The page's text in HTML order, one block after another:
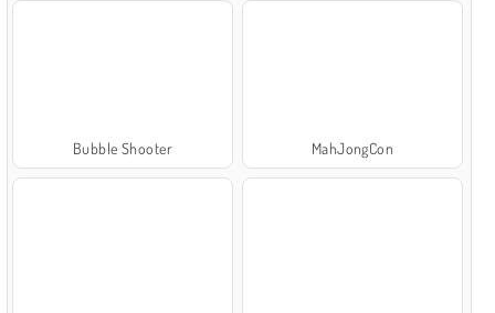
Bubble Shooter MahJongCon